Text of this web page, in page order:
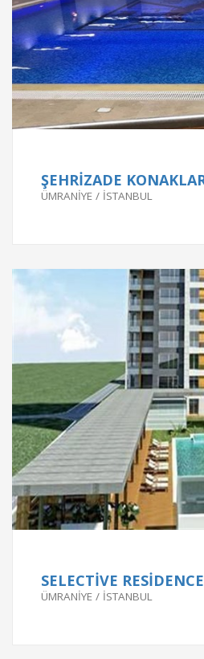
ŞEHRİZADE
ÜMRANİYE / İSTANBUL
Proje Bilgileri
SELECTİVE RESİDENCE -
Proje Tarihi
2017
SELECTİVE
ÜMRANİYE / İSTANBUL
Proje Bilgileri
RİVA KONAKLARI - BEYKOZ
Proje Tarihi
2003